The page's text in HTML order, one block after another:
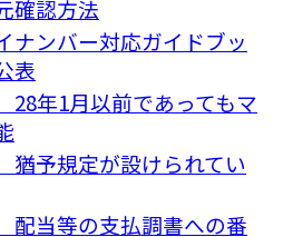
確認方法
ナンバー対応ガイドブッ
表
年1月以前であってもマ
予規定が設けられてい
当等の支払調書への番